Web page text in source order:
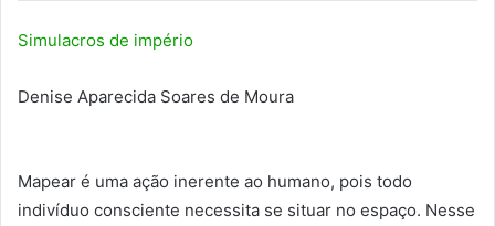
Simulacros de império
Denise Aparecida Soares de Moura
Mapear é uma ação inerente ao humano, pois todo
indivíduo consciente necessita se situar no espaço. Nesse